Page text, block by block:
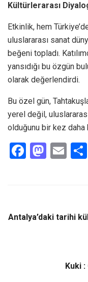
Kültürlerarası
Etkinlik, hem
uluslararası sanat
beğeni topladı.
yansıdığı bu özgün
olarak değerlendirdi.
Bu özel gün,
yerel değil,
olduğunu bir kez daha
F
o
M
d
E
Antalya’daki tarihi
Kuki :